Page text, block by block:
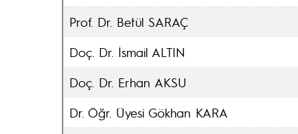
Prof. Dr. Betül SARAÇ
Doç. Dr. İsmail ALTIN
Doç. Dr. Erhan AKSU
Dr. Öğr. Üyesi Gökhan KARA